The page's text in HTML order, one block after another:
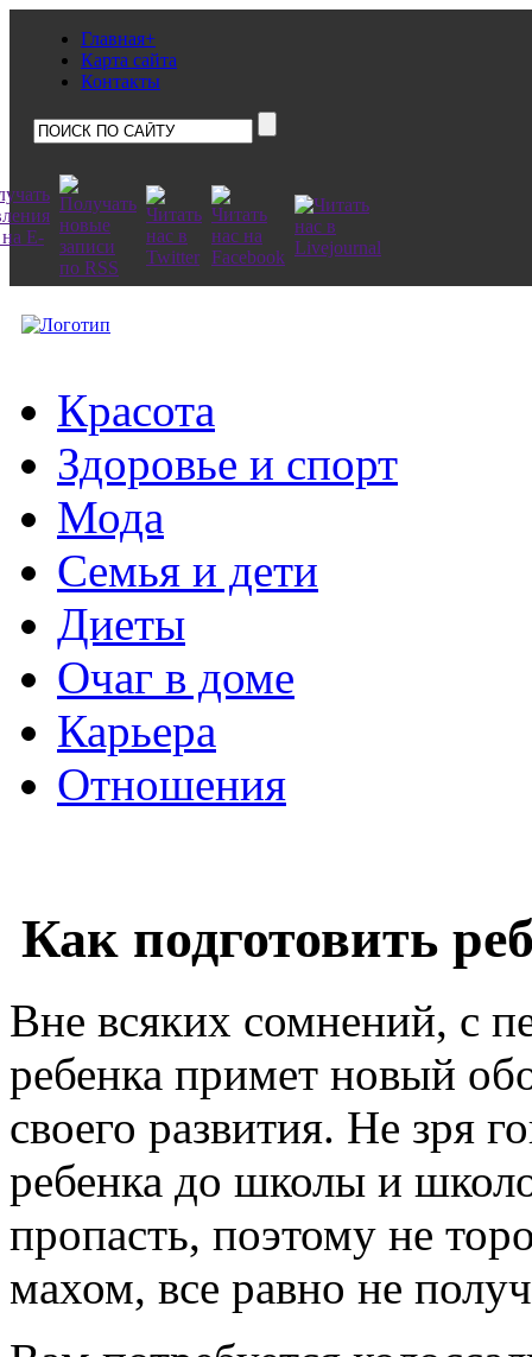
Главная+
Карта сайта
Контакты
Красота
Здоровье и спорт
Мода
Семья и дети
Диеты
Очаг в доме
Карьера
Отношения
Как подготовить
Вне всяких сомнений, с
ребенка примет новый
своего развития. Не зря
ребенка до школы и
пропасть, поэтому не
махом, все равно не